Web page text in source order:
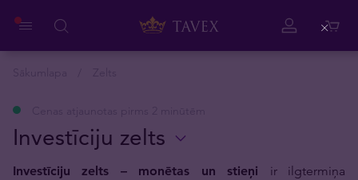
Investīciju zelts
Investīciju zelts – monētas un stieņi ir ilgtermiņa
Close